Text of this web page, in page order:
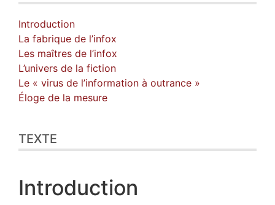
Introduction
La fabrique de l’infox
Les maîtres de l’infox
L’univers de la fiction
Le « virus de l’information à outrance »
Éloge de la mesure
TEXTE
Introduction